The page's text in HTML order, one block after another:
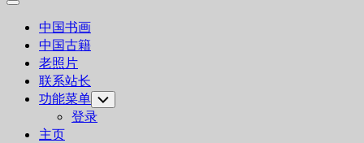
Expand
中国书画
中国古籍
老照片
联系站长
功能菜单 Toggle
Child
Menu
登录
主页